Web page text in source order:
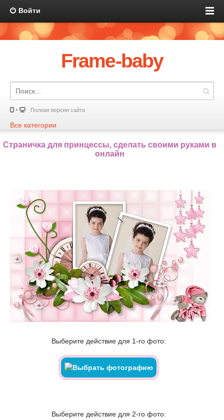
Войти
Frame-baby
Полная версия сайта
Все категории
Страничка для принцессы, сделать своими руками в
онлайн
Выберите действие для 1-го фото:
Выберите действие для 2-го фото: